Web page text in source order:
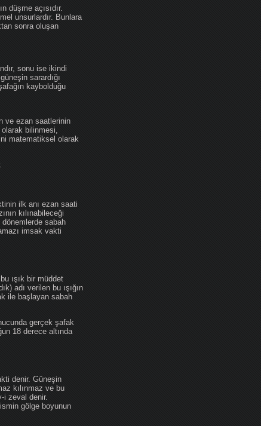
düşme açısıdır.
unsurlardır. Bunlara
sonra oluşan
sonu ise ikindi
sarardığı
kaybolduğu
ve ezan saatlerinin
bilinmesi,
matematiksel olarak
ilk anı ezan saati
kılınabileceği
dönemlerde sabah
imsak vakti
ışık bir müddet
adı verilen bu ışığın
ile başlayan sabah
gerçek şafak
18 derece altında
denir. Güneşin
kılınmaz ve bu
i zeval denir.
gölge boyunun